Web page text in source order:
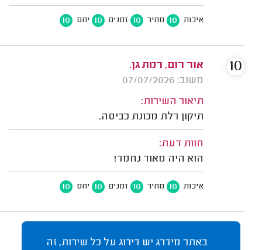
איכות 10 מחיר 10 זמנים 10 יחס 10
אור רום, רמת גן.
משוב: 07/07/2026
תיאור השירות:
תיקון דלת מכונת כביסה.
חוות דעת:
הוא היה מאוד נחמד!
איכות 10 מחיר 10 זמנים 10 יחס 10
10
באתר מידרג יש דירוג על כל שירות, זה